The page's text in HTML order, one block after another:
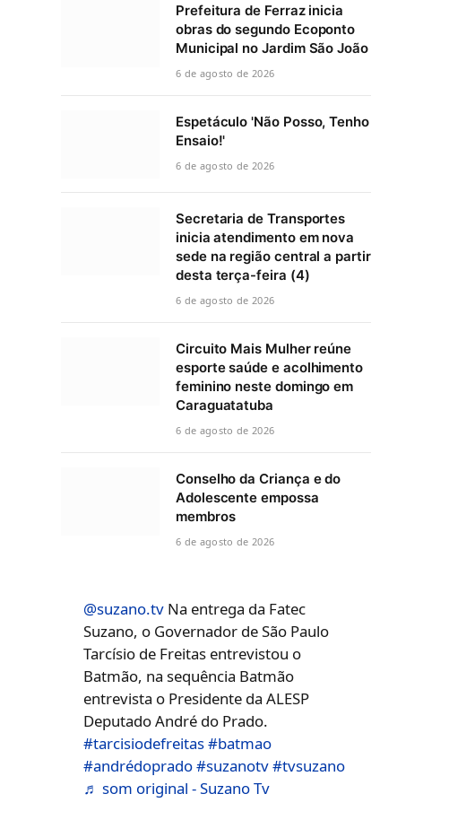
Prefeitura de Ferraz inicia
obras do segundo Ecoponto
Municipal no Jardim São João
6 de agosto de 2026
Espetáculo 'Não Posso, Tenho
Ensaio!'
6 de agosto de 2026
Secretaria de Transportes
inicia atendimento em nova
sede na região central a partir
desta terça-feira (4)
6 de agosto de 2026
Circuito Mais Mulher reúne
esporte saúde e acolhimento
feminino neste domingo em
Caraguatatuba
6 de agosto de 2026
Conselho da Criança e do
Adolescente empossa
membros
6 de agosto de 2026
@suzano.tv Na entrega da Fatec
Suzano, o Governador de São Paulo
Tarcísio de Freitas entrevistou o
Batmão, na sequência Batmão
entrevista o Presidente da ALESP
Deputado André do Prado.
#tarcisiodefreitas#batmao
#andrédoprado#suzanotv#tvsuzano
♬ som original - Suzano Tv